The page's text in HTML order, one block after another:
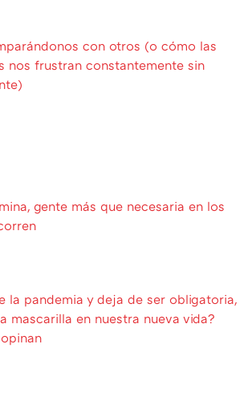
con otros (o cómo las
nos frustran constantemente sin
gente más que necesaria en los
la pandemia y deja de ser obligatoria,
mascarilla en nuestra nueva vida?